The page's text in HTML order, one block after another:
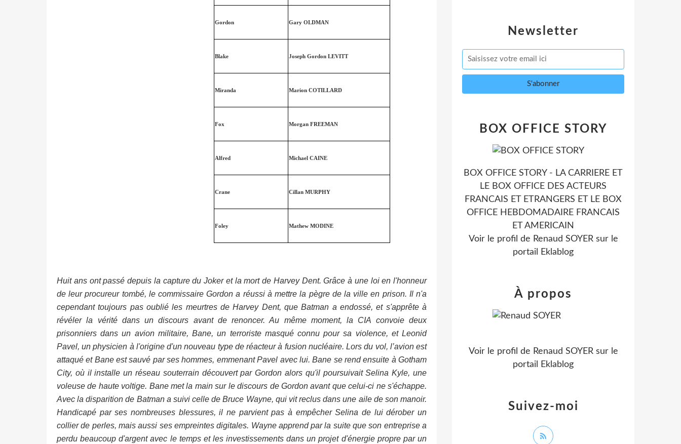
Gordon Gary OLDMAN
Blake Joseph Gordon LEVITT
Miranda Marion COTILLARD
Fox Morgan FREEMAN
Alfred Michael CAINE
Crane Cillan MURPHY
Foley Mathew MODINE
Huit ans ont passé depuis la capture du Joker et la mort de Harvey Dent. Grâce à une loi en l'honneur
de leur procureur tombé, le commissaire Gordon a réussi à mettre la pègre de la ville en prison. Il n'a
cependant toujours pas oublié les meurtres de Harvey Dent, que Batman a endossé, et s'apprête à
révéler la vérité dans un discours avant de renoncer. Au même moment, la CIA convoie deux
prisonniers dans un avion militaire, Bane, un terroriste masqué connu pour sa violence, et Leonid
Pavel, un physicien à l'origine d'un nouveau type de réacteur à fusion nucléaire. Lors du vol, l’avion est
attaqué et Bane est sauvé par ses hommes, emmenant Pavel avec lui. Bane se rend ensuite à Gotham
City, où il installe un réseau souterrain découvert par Gordon alors qu'il poursuivait Selina Kyle, une
voleuse de haute voltige. Bane met la main sur le discours de Gordon avant que celui-ci ne s'échappe.
Avec la disparition de Batman a suivi celle de Bruce Wayne, qui vit reclus dans une aile de son manoir.
Handicapé par ses nombreuses blessures, il ne parvient pas à empêcher Selina de lui dérober un
collier de perles, mais aussi ses empreintes digitales. Wayne apprend par la suite que son entreprise a
perdu beaucoup d'argent avec le temps et les investissements dans un projet d'énergie propre par un
Newsletter
BOX OFFICE STORY
BOX OFFICE STORY - LA CARRIERE ET
LE BOX OFFICE DES ACTEURS
FRANCAIS ET ETRANGERS ET LE BOX
OFFICE HEBDOMADAIRE FRANCAIS
ET AMERICAIN
Voir le profil de Renaud SOYERsur le
portail Eklablog
Suivez-moi
À propos
Voir le profil de Renaud SOYERsur le
portail Eklablog